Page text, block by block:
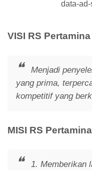
data-
VISI RS
Menjadi
yang prima,
kompetitif yang
MISI RS
1. Memberikan